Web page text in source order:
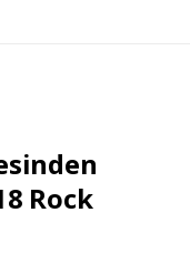
Rock